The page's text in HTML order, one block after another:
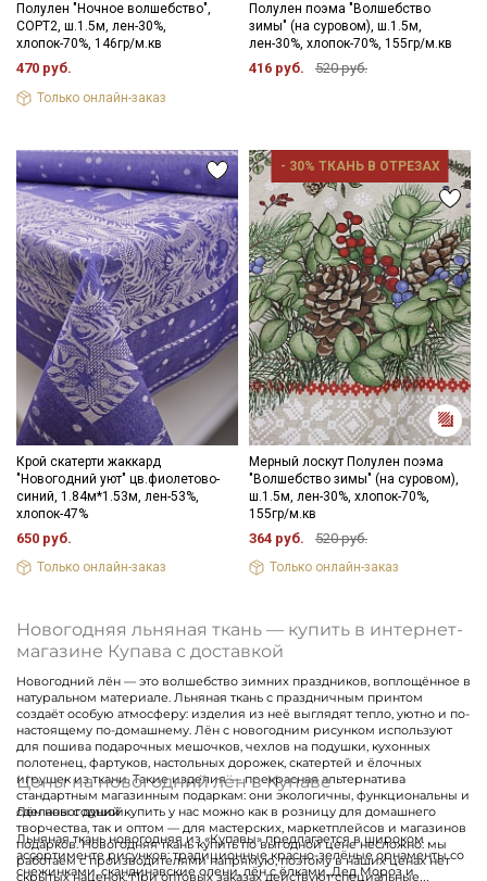
Полулен "Ночное волшебство",
СОРТ2, ш.1.5м, лен-30%,
хлопок-70%, 146гр/м.кв
470 руб.
Только онлайн-заказ
Полулен поэма "Волшебство
зимы" (на суровом), ш.1.5м,
лен-30%, хлопок-70%, 155гр/м.кв
416 руб. 520 руб.
Крой скатерти жаккард
"Новогодний уют" цв.фиолетово-
синий, 1.84м*1.53м, лен-53%,
хлопок-47%
650 руб.
Только онлайн-заказ
- 30% ТКАНЬ В ОТРЕЗАХ
Мерный лоскут Полулен поэма
"Волшебство зимы" (на суровом),
ш.1.5м, лен-30%, хлопок-70%,
155гр/м.кв
364 руб. 520 руб.
Только онлайн-заказ
Новогодняя льняная ткань — купить в интернет-
магазине Купава с доставкой
Новогодний лён — это волшебство зимних праздников, воплощённое в
натуральном материале. Льняная ткань с праздничным принтом
создаёт особую атмосферу: изделия из неё выглядят тепло, уютно и по-
настоящему по-домашнему. Лён с новогодним рисунком используют
для пошива подарочных мешочков, чехлов на подушки, кухонных
полотенец, фартуков, настольных дорожек, скатертей и ёлочных
игрушек из ткани. Такие изделия — прекрасная альтернатива
стандартным магазинным подаркам: они экологичны, функциональны и
сделаны с душой.
Льняная ткань новогодняя из «Купавы» предлагается в широком
ассортименте рисунков: традиционные красно-зелёные орнаменты со
снежинками, скандинавские олени, лён с ёлками, Дед Мороз и
Цены на новогодний лён в Купаве
Лён новогодний купить у нас можно как в розницу для домашнего
творчества, так и оптом — для мастерских, маркетплейсов и магазинов
подарков. Новогодняя ткань купить по выгодной цене несложно: мы
работаем с производителями напрямую, поэтому в наших ценах нет
скрытых наценок. При оптовых заказах действуют специальные
Электронная почта
Подписаться
Ознакомлен(а) сПолитикой обработки персональных
данныхи даюСогласие на обработку персональных
данных
ДаюСогласие на получение рекламных и
информационных рассылок